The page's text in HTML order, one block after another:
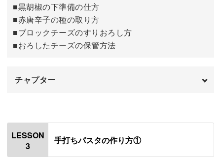
ソースのレパートリーを増やしたいあなたに
講座では、手打ちパスタに合うパスタソースの作り方もご
定番の「トマトソース」から、お子様にも人気の「クリー
洒落な「冷製パスタ」まで。
■黒胡椒の下準備の仕方
■赤唐辛子の種の取り方
■ブロックチーズのすりおろし方
■おろしたチーズの保管方法
チャプター
はじめに
にんにくの下準備
LESSON
3
手打ちパスタの作り方①